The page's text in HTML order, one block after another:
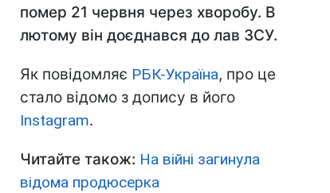
помер 21 червня через хворобу. В
лютому він доєднався до лав ЗСУ.
Як повідомляє РБК-Україна, про це
стало відомо з допису в його
Instagram.
Читайте також: На війні загинула
відома продюсерка